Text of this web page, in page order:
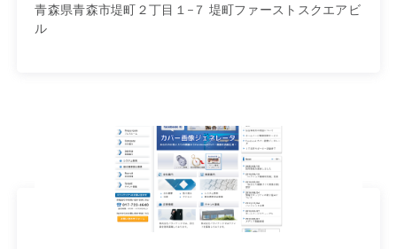
青森県青森市堤町２丁目１−７ 堤町ファーストスクエアビ
ル